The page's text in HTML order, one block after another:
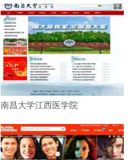
南昌大学江西医学院